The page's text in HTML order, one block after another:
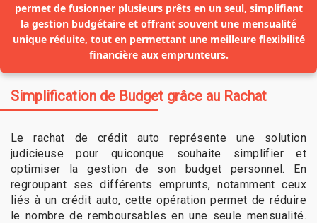
permet de fusionner plusieurs prêts en un seul, simplifiant
la gestion budgétaire et offrant souvent une mensualité
unique réduite, tout en permettant une meilleure flexibilité
financière aux emprunteurs.
Simplification de Budget grâce au Rachat
Le rachat de crédit auto représente une solution
judicieuse pour quiconque souhaite simplifier et
optimiser la gestion de son budget personnel. En
regroupant ses différents emprunts, notamment ceux
liés à un crédit auto, cette opération permet de réduire
le nombre de remboursables en une seule mensualité.